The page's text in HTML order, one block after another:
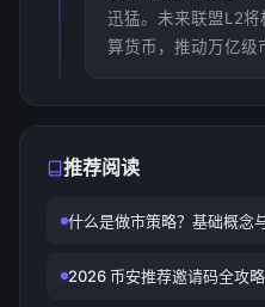
迅猛。未来联盟L2
算货币，推动万亿级
推荐阅读
什么是做市策略？基础概念
2026 币安推荐邀请码全攻